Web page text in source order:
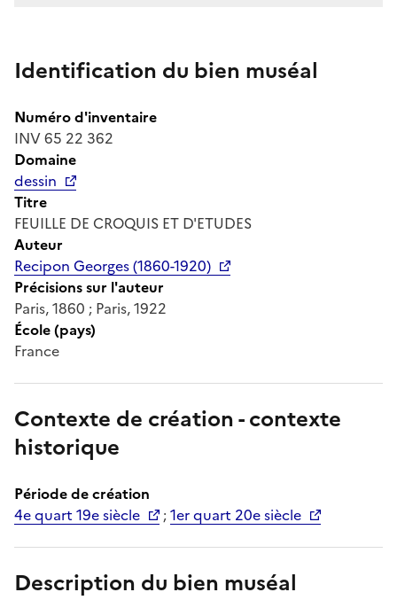
Identification du bien muséal
Numéro d'inventaire
INV 65 22 362
Domaine
dessin
Titre
FEUILLE DE CROQUIS ET D'ETUDES
Auteur
Recipon Georges (1860-1920)
Précisions sur l'auteur
Paris, 1860 ; Paris, 1922
École (pays)
France
Contexte de création - contexte
historique
Période de création
4e quart 19e siècle
;1er quart 20e siècle
Description du bien muséal